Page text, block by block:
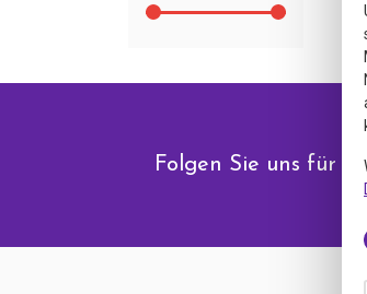
Folgen Sie uns für